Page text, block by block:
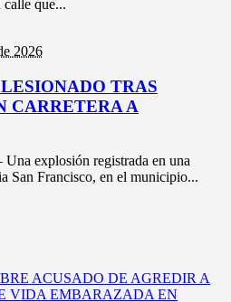
calle que...
2026
TRAS
CARRETERA A
explosión registrada en una
San Francisco, en el municipio...
ACUSADO DE AGREDIR A
VIDA EMBARAZADA EN